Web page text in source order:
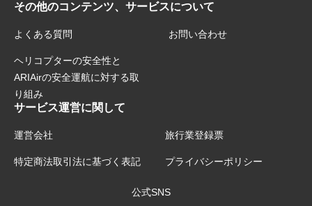
その他のコンテンツ、サービスについて
よくある質問 お問い合わせ
ヘリコプターの安全性と
ARIAirの安全運航に対する取
り組み
サービス運営に関して
運営会社 旅行業登録票
特定商法取引法に基づく表記 プライバシーポリシー
公式SNS